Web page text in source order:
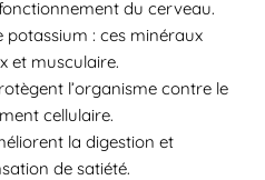
du cerveau.
: ces minéraux
et musculaire.
l’organisme contre le
cellulaire.
la digestion et
de satiété.